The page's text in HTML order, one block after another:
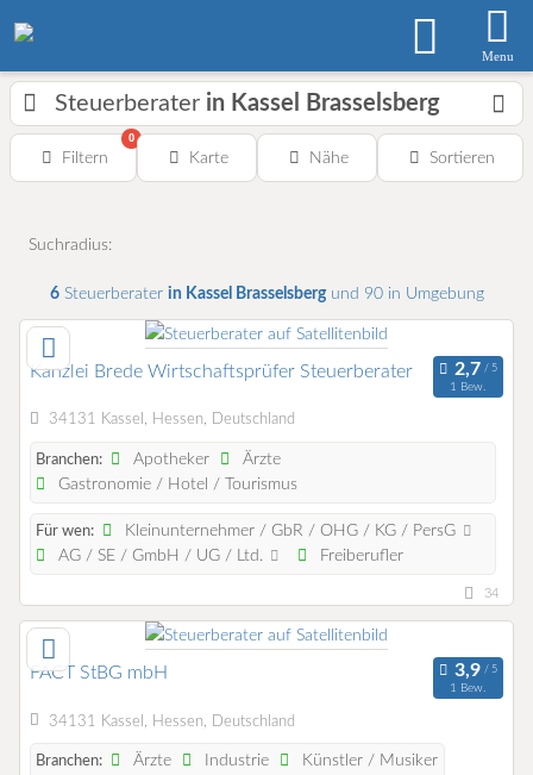
Menu
Steuerberater in Kassel Brasselsberg
Filtern
0
Karte Nähe Sortieren
Suchradius:
6Steuerberater in Kassel Brasselsbergund 90 in Umgebung
Kanzlei Brede Wirtschaftsprüfer Steuerberater
1 Bew.
34131 Kassel, Hessen, Deutschland
Branchen: Apotheker
Ärzte
Gastronomie / Hotel / Tourismus
Für wen:
Kleinunternehmer / GbR / OHG / KG / PersG
AG / SE / GmbH / UG / Ltd.
Freiberufler
34
FACT StBG mbH
1 Bew.
34131 Kassel, Hessen, Deutschland
Branchen: Ärzte Industrie Künstler / Musiker